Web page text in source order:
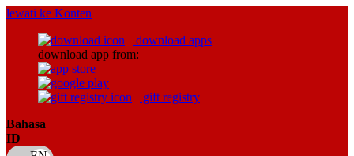
lewati ke Konten
download apps
download app from:
gift registry
Bahasa
ID